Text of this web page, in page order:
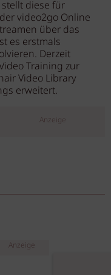
diese für
video2go Online
über das
es erstmals
Derzeit
Training zur
Video Library
erweitert.
Anzeige
Anzeige